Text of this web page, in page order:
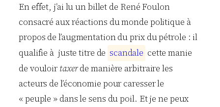
En effet, j’ai lu un billet de René Foulon
consacré aux réactions du monde politique à
propos de l’augmentation du prix du pétrole : il
qualifie à juste titre de scandale cette manie
de vouloir taxerde manière arbitraire les
acteurs de l’économie pour caresser le
« peuple » dans le sens du poil. Et je ne peux